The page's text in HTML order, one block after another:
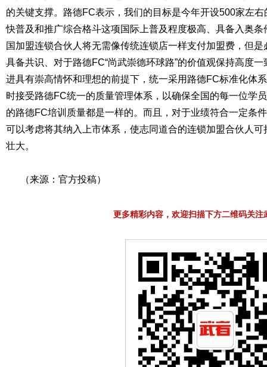
的关键支撑。路德FC表示，我们的目标是今年开设500家左
快普及和推广综合格斗这项国际上普及程度极高、具备入奥
国加盟连锁合伙人将无需像传统连锁店一样支付加盟费，但
具备共识、对于路德FC“尚武崇德环球路”的价值观保持高度
进具有崇高情怀和理想的前提下，统一采用路德FC标准化体
时接受路德FC统一的质量管理体系，以确保全国的每一位学
的路德FC培训质量都是一样的。而且，对于业绩符合一定条
可以考虑将其纳入上市体系，使志同道合的连锁加盟合伙人
壮大。
（来源：官方投稿）
更多精彩内容，欢迎扫描下方二维码关注